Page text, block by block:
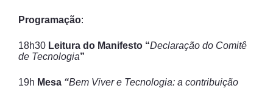
Programação:
18h30 Leitura do Manifesto “Declaração do Comitê
de Tecnologia”
19h Mesa “Bem Viver e Tecnologia: a contribuição